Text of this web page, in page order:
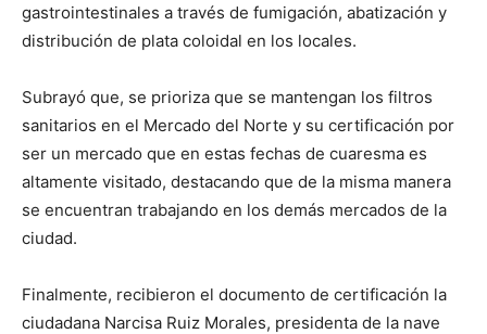
gastrointestinales a través de fumigación, abatización y
distribución de plata coloidal en los locales.
Subrayó que, se prioriza que se mantengan los filtros
sanitarios en el Mercado del Norte y su certificación por
ser un mercado que en estas fechas de cuaresma es
altamente visitado, destacando que de la misma manera
se encuentran trabajando en los demás mercados de la
ciudad.
Finalmente, recibieron el documento de certificación la
ciudadana Narcisa Ruiz Morales, presidenta de la nave